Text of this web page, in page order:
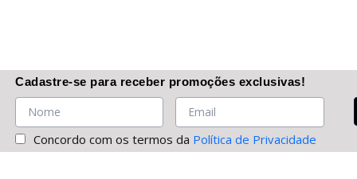
Cadastre-se para receber promoções exclusivas!
Concordo com os termos da Política de Privacidade